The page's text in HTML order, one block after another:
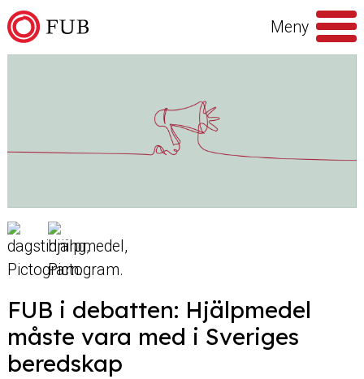
Hoppa till innehåll
Meny
FUB i debatten: Hjälpmedel
måste vara med i Sveriges
beredskap